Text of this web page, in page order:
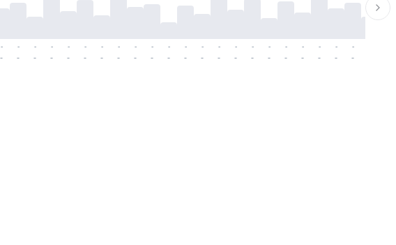
-
-
-
-
-
-
-
-
-
-
-
-
-
-
-
-
-
-
-
-
-
-
-
-
-
-
-
-
-
-
-
-
-
-
-
-
-
-
-
-
-
-
-
-